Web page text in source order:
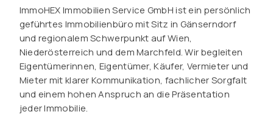
ImmoHEX Immobilien Service GmbH ist ein persönlich
geführtes Immobilienbüro mit Sitz in Gänserndorf
und regionalem Schwerpunkt auf Wien,
Niederösterreich und dem Marchfeld. Wir begleiten
Eigentümerinnen, Eigentümer, Käufer, Vermieter und
Mieter mit klarer Kommunikation, fachlicher Sorgfalt
und einem hohen Anspruch an die Präsentation
jeder Immobilie.